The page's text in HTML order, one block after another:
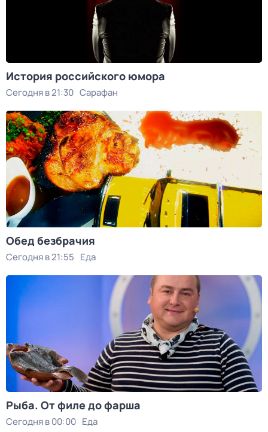
История российского юмора
Сегодня в 21:30 Сарафан
Обед безбрачия
Сегодня в 21:55 Еда
Рыба. От филе до фарша
Сегодня в 00:00 Еда